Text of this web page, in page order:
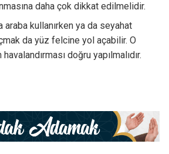
daha çok dikkat edilmelidir.
araba kullanırken ya da seyahat
da yüz felcine yol açabilir. O
doğru yapılmalıdır.